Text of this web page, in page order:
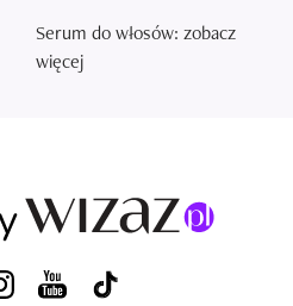
Serum do włosów: zobacz
więcej